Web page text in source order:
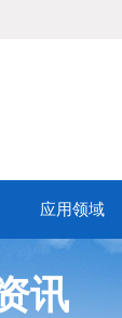
应用领域
讯